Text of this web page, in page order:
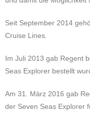
Seit September 2014
Cruise Lines.
Im Juli 2013 gab Regent
Seas Explorer bestellt
Am 31. März 2016 gab
der Seven Seas Explorer